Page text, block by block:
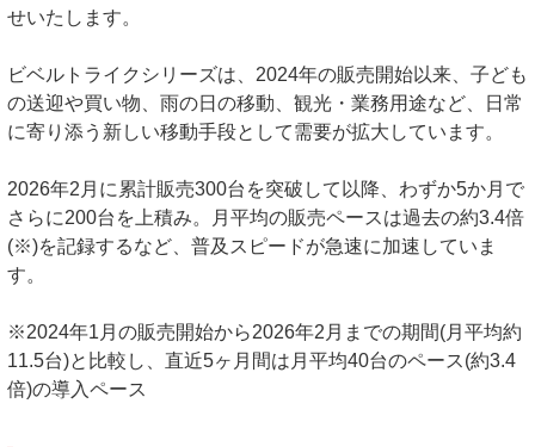
せいたします。
ビベルトライクシリーズは、2024年の販売開始以来、子ども
の送迎や買い物、雨の日の移動、観光・業務用途など、日常
に寄り添う新しい移動手段として需要が拡大しています。
2026年2月に累計販売300台を突破して以降、わずか5か月で
さらに200台を上積み。月平均の販売ペースは過去の約3.4倍
(※)を記録するなど、普及スピードが急速に加速していま
す。
※2024年1月の販売開始から2026年2月までの期間(月平均約
11.5台)と比較し、直近5ヶ月間は月平均40台のペース(約3.4
倍)の導入ペース